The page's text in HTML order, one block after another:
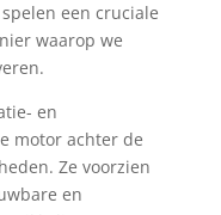
een cruciale
waarop we
en
motor achter de
Ze voorzien
en